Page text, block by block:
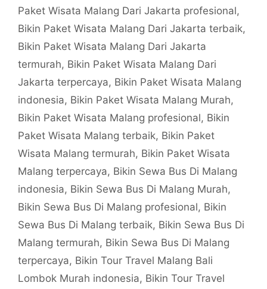
Paket Wisata Malang Dari Jakarta profesional,
Bikin Paket Wisata Malang Dari Jakarta terbaik,
Bikin Paket Wisata Malang Dari Jakarta
termurah, Bikin Paket Wisata Malang Dari
Jakarta terpercaya, Bikin Paket Wisata Malang
indonesia, Bikin Paket Wisata Malang Murah,
Bikin Paket Wisata Malang profesional, Bikin
Paket Wisata Malang terbaik, Bikin Paket
Wisata Malang termurah, Bikin Paket Wisata
Malang terpercaya, Bikin Sewa Bus Di Malang
indonesia, Bikin Sewa Bus Di Malang Murah,
Bikin Sewa Bus Di Malang profesional, Bikin
Sewa Bus Di Malang terbaik, Bikin Sewa Bus Di
Malang termurah, Bikin Sewa Bus Di Malang
terpercaya, Bikin Tour Travel Malang Bali
Lombok Murah indonesia, Bikin Tour Travel